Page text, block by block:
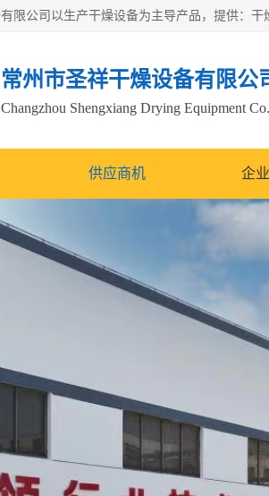
常州市圣祥干燥设备有限公
Changzhou Shengxiang Drying Equipment
供应商机 企